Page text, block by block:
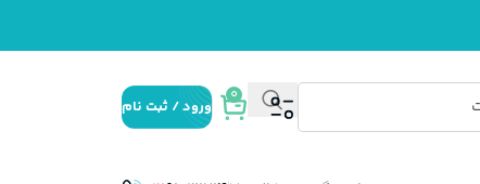
0
ورود / ثبت نام